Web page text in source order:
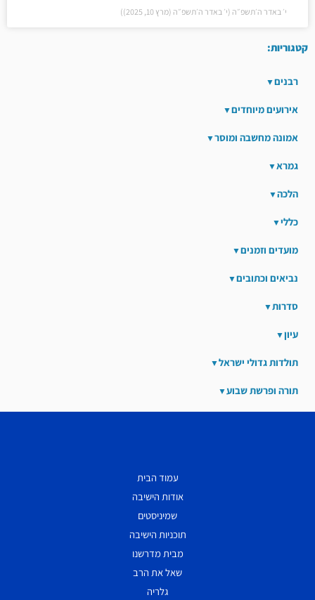
י׳ באדר ה׳תשפ״ה (י׳ באדר ה׳תשפ״ה (מרץ 10, 2025))
קטגוריות:
רבנים
אירועים מיוחדים
אמונה מחשבה ומוסר
גמרא
הלכה
כללי
מועדים וזמנים
נביאים וכתובים
סדרות
עיון
תולדות גדולי ישראל
תורה ופרשת שבוע
עמוד הבית
אודות הישיבה
שמיניסטים
תוכניות הישיבה
מבית מדרשנו
שאל את הרב
גלריה